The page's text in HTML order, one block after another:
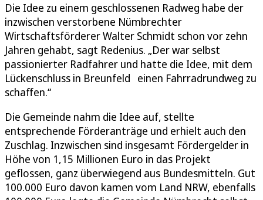
Die Idee zu einem geschlossenen Radweg habe der
inzwischen verstorbene Nümbrechter
Wirtschaftsförderer Walter Schmidt schon vor zehn
Jahren gehabt, sagt Redenius. „Der war selbst
passionierter Radfahrer und hatte die Idee, mit dem
Lückenschluss in Breunfeld einen Fahrradrundweg zu
schaffen.“
Die Gemeinde nahm die Idee auf, stellte
entsprechende Förderanträge und erhielt auch den
Zuschlag. Inzwischen sind insgesamt Fördergelder in
Höhe von 1,15 Millionen Euro in das Projekt
geflossen, ganz überwiegend aus Bundesmitteln. Gut
100.000 Euro davon kamen vom Land NRW, ebenfalls